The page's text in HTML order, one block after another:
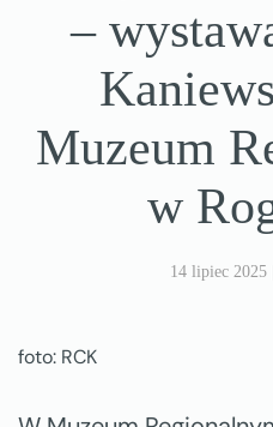
–
Muzeum
w
14 lipiec 2025|
foto: RCK